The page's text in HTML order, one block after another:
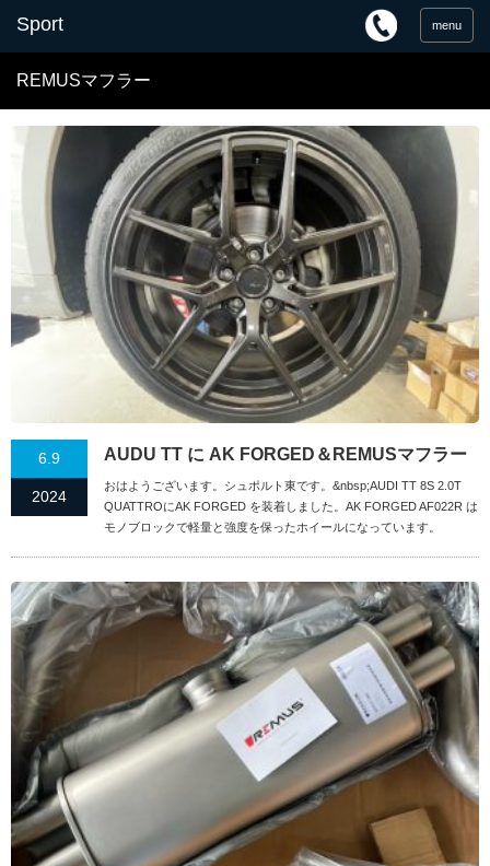
menu
REMUSマフラー
6.9
2024
AUDU TT に AK FORGED＆REMUSマフラー
おはようございます。シュポルト東です。&nbsp;AUDI TT 8S 2.0T
QUATTROにAK FORGED を装着しました。AK FORGED AF022R は
モノブロックで軽量と強度を保ったホイールになっています。